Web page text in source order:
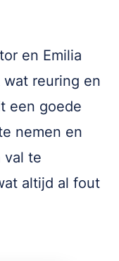
en Emilia
reuring en
een goede
nemen en
val te
altijd al fout